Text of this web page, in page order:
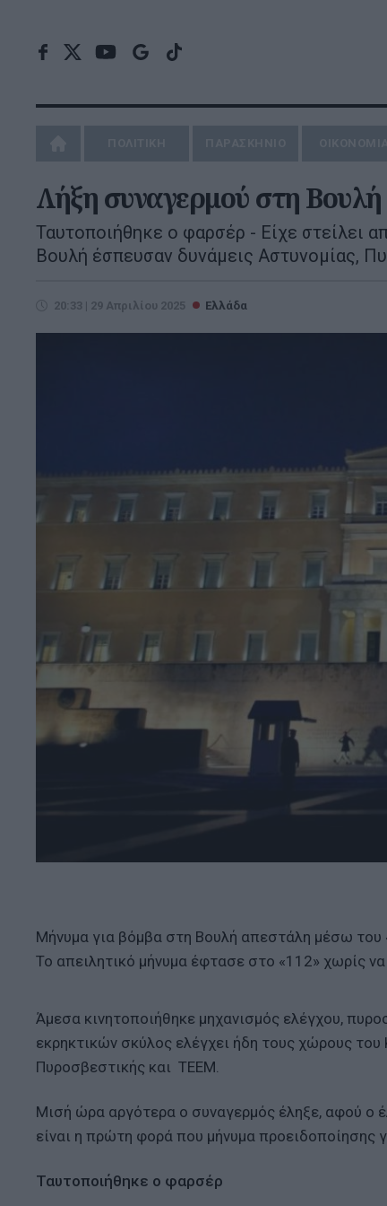
Λήξη συναγερμού στη
Ταυτοποιήθηκε ο φαρσέρ - Είχε στείλει
Βουλή έσπευσαν δυνάμεις Αστυνομίας,
20:33 | 29 Απριλίου 2025 Ελλάδα
Μήνυμα για βόμβα στη Βουλή απεστάλη μέσω του
Το απειλητικό μήνυμα έφτασε στο «112» χωρίς
Άμεσα κινητοποιήθηκε μηχανισμός ελέγχου,
εκρηκτικών σκύλος ελέγχει ήδη τους χώρους
Πυροσβεστικής και ΤΕΕΜ.
Μισή ώρα αργότερα ο συναγερμός έληξε, αφού ο
είναι η πρώτη φορά που μήνυμα προειδοποίησης
Ταυτοποιήθηκε ο φαρσέρ